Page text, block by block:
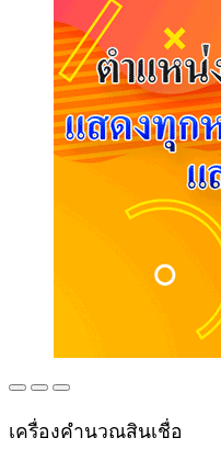
เครื่องคำนวณสินเชื่อ